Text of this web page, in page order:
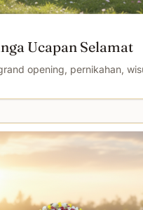
Ucapan Selamat
opening, pernikahan,